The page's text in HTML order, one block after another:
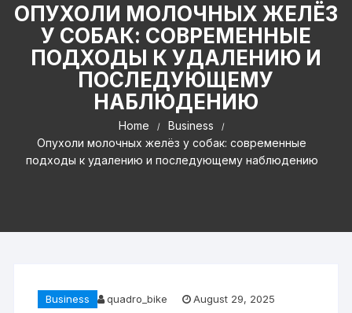
ОПУХОЛИ МОЛОЧНЫХ ЖЕЛЁЗ
У СОБАК: СОВРЕМЕННЫЕ
ПОДХОДЫ К УДАЛЕНИЮ И
ПОСЛЕДУЮЩЕМУ
НАБЛЮДЕНИЮ
Home
Business
Опухоли молочных желёз у собак: современные
подходы к удалению и последующему наблюдению
Business quadro_bike August 29, 2025